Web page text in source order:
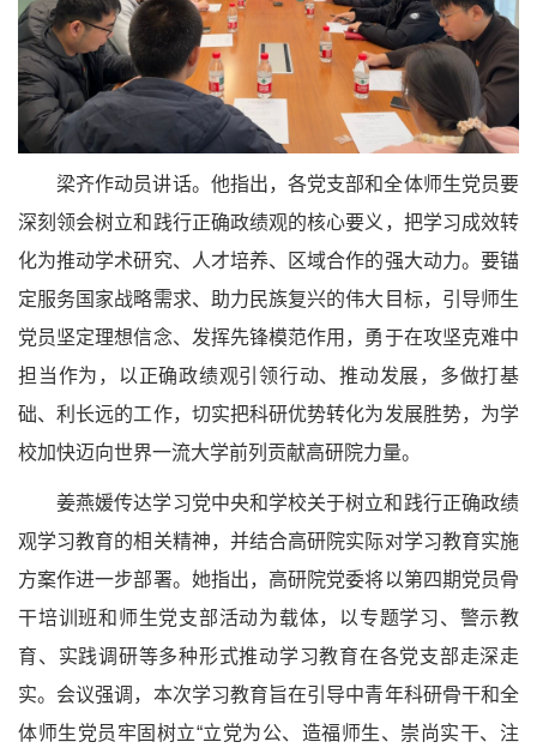
梁齐作动员讲话。他指出，各党支部和全体师生党员要
深刻领会树立和践行正确政绩观的核心要义，把学习成效转
化为推动学术研究、人才培养、区域合作的强大动力。要锚
定服务国家战略需求、助力民族复兴的伟大目标，引导师生
党员坚定理想信念、发挥先锋模范作用，勇于在攻坚克难中
担当作为，以正确政绩观引领行动、推动发展，多做打基
础、利长远的工作，切实把科研优势转化为发展胜势，为学
校加快迈向世界一流大学前列贡献高研院力量。
姜燕媛传达学习党中央和学校关于树立和践行正确政绩
观学习教育的相关精神，并结合高研院实际对学习教育实施
方案作进一步部署。她指出，高研院党委将以第四期党员骨
干培训班和师生党支部活动为载体，以专题学习、警示教
育、实践调研等多种形式推动学习教育在各党支部走深走
实。会议强调，本次学习教育旨在引导中青年科研骨干和全
体师生党员牢固树立“立党为公、造福师生、崇尚实干、注